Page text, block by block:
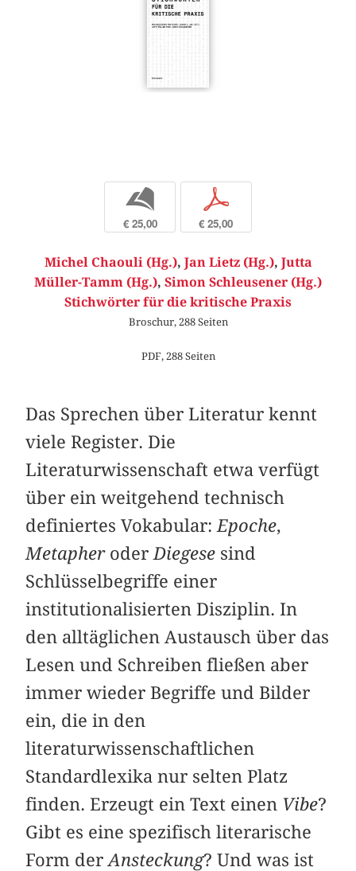
b
€ 25,00
p
€ 25,00
Michel Chaouli (Hg.), Jan Lietz (Hg.), Jutta
Müller-Tamm (Hg.), Simon Schleusener (Hg.)
Stichwörter für die kritische Praxis
Broschur, 288 Seiten
PDF, 288 Seiten
Das Sprechen über Literatur kennt
viele Register. Die
Literaturwissenschaft etwa verfügt
über ein weitgehend technisch
definiertes Vokabular: Epoche,
Metapheroder Diegese sind
Schlüsselbegriffe einer
institutionalisierten Disziplin. In
den alltäglichen Austausch über das
Lesen und Schreiben fließen aber
immer wieder Begriffe und Bilder
ein, die in den
literaturwissenschaftlichen
Standardlexika nur selten Platz
finden. Erzeugt ein Text einen Vibe?
Gibt es eine spezifisch literarische
Form derAnsteckung? Und was ist